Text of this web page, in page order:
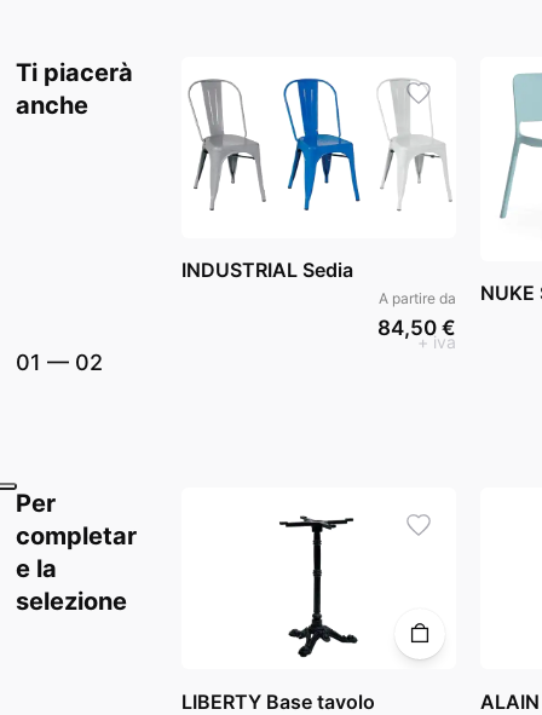
Ti piacerà
anche
01 — 02
INDUSTRIAL Sedia
A partire da
84,50 €
+ iva
NUKE
Per
completar
e la
selezione
LIBERTY Base tavolo